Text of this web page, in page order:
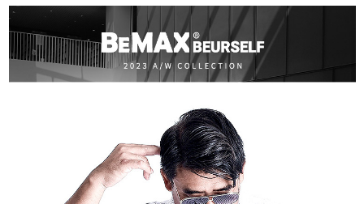
ATM／網路銀行／等多元方式進行付款，方視為交易完成。
※ 請注意：結帳手續完成當下不需立刻繳費，但若您需要取消訂單，請聯絡
購買商品的店家。未經商家同意取消之訂單仍視為有效，需透過AFTEE先享
後付繳納相關費用。
※ 交易是否成功請以「AFTEE先享後付 」之結帳頁面顯示為準，若有關於
是否繳費成功／繳費後需取消欲退款等相關疑問，請聯繫「AFTEE先享後付
１．透過由恩沛科技股份有限公司提供之「AFTEE先享後付」服務完成之交
易，需依本服務之必要範圍內提供個人資料，並將交易相關給付款項請求債
權轉讓予恩沛科技股份有限公司。
２．關於個人資料處理事宜，請瀏覽以下網址：
https://aftee.tw/terms/#terms3
宅配
每筆NT$80，滿NT$1,200(含以上)免運費